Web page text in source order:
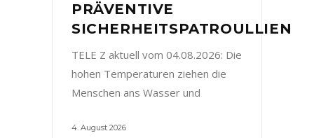
PRÄVENTIVE
SICHERHEITSPATROULLIEN
TELE Z aktuell vom 04.08.2026: Die
hohen Temperaturen ziehen die
Menschen ans Wasser und
4. August 2026